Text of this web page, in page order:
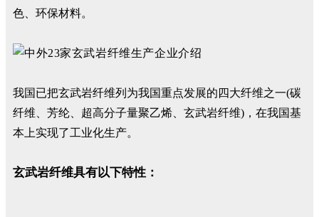
色、环保材料。
我国已把玄武岩纤维列为我国重点发展的四大纤维之一(碳
纤维、芳纶、超高分子量聚乙烯、玄武岩纤维)，在我国基
本上实现了工业化生产。
玄武岩纤维具有以下特性：